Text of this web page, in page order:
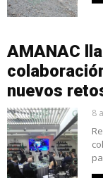
AMANAC
nuevos
8